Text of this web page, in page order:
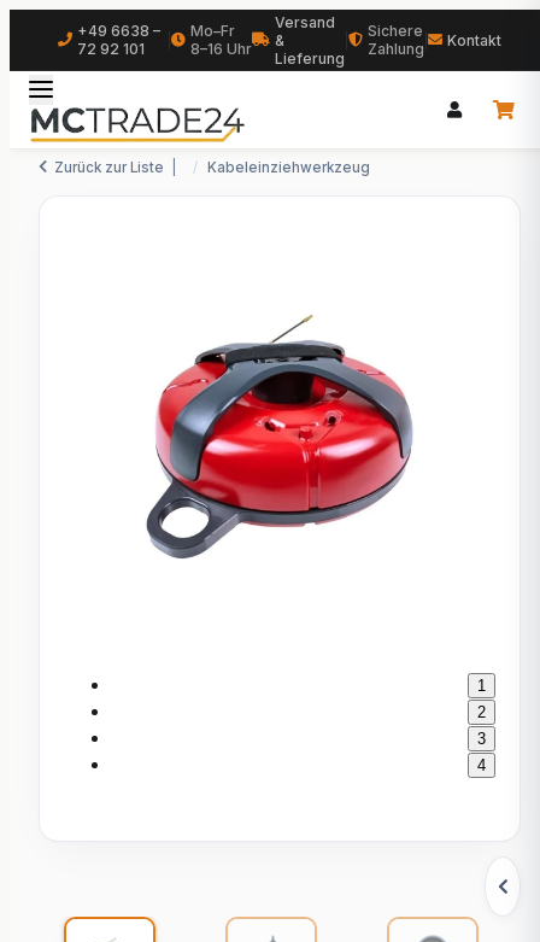
+49 6638 –
72 92 101
Mo–Fr
8–16 Uhr
Versand
&
Lieferung
Sichere
Zahlung
Kontakt
Zurück zur Liste Kabeleinziehwerkzeug
1
2
3
4